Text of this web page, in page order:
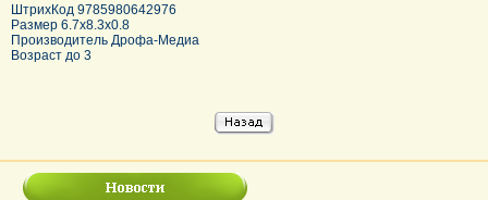
ШтрихКод 9785980642976
Размер 6.7х8.3х0.8
Производитель Дрофа-Медиа
Возраст до 3